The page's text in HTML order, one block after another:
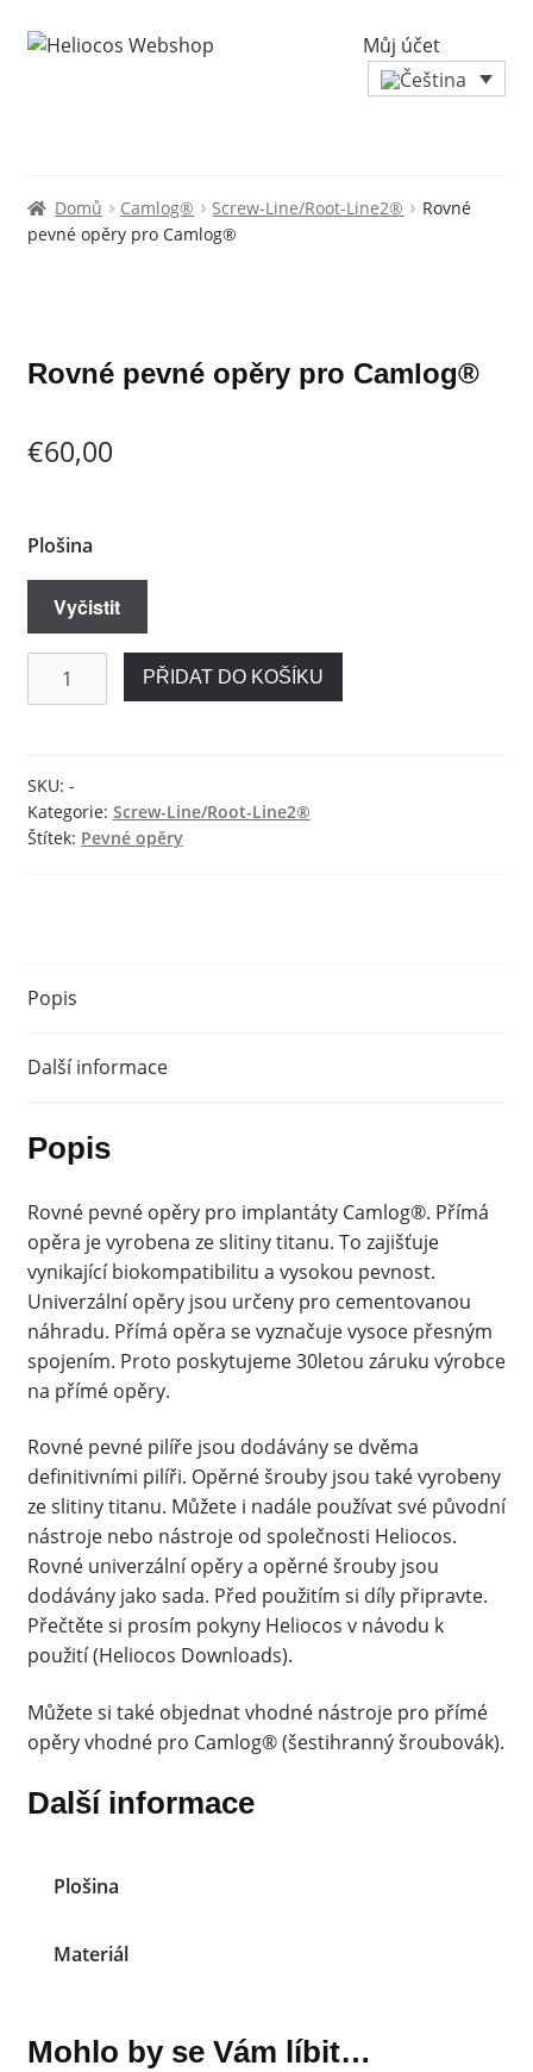
Můj účet
Domů Camlog® Screw-Line/Root-Line2®
Rovné
pevné opěry pro Camlog®
Rovné pevné opěry pro Camlog®
€60,00
Plošina
Vyčistit
Rovné
Camlog®
množství
PŘIDAT DO KOŠÍKU
SKU: -
Kategorie: Screw-Line/Root-Line2®
Štítek: Pevné opěry
Popis
Další informace
Popis
Rovné pevné opěry pro implantáty Camlog®. Přímá
opěra je vyrobena ze slitiny titanu. To zajišťuje
vynikající biokompatibilitu a vysokou pevnost.
Univerzální opěry jsou určeny pro cementovanou
náhradu. Přímá opěra se vyznačuje vysoce přesným
spojením. Proto poskytujeme 30letou záruku výrobce
na přímé opěry.
Rovné pevné pilíře jsou dodávány se dvěma
definitivními pilíři. Opěrné šrouby jsou také vyrobeny
ze slitiny titanu. Můžete i nadále používat své původní
nástroje nebo nástroje od společnosti Heliocos.
Rovné univerzální opěry a opěrné šrouby jsou
dodávány jako sada. Před použitím si díly připravte.
Přečtěte si prosím pokyny Heliocos v návodu k
použití (Heliocos Downloads).
Můžete si také objednat vhodné nástroje pro přímé
opěry vhodné pro Camlog® (šestihranný šroubovák).
Další informace
Plošina
Materiál
Mohlo by se Vám líbit…